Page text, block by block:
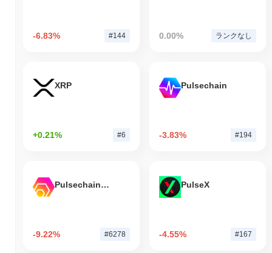
-6.83% #144 0.00% ランクなし
XRP
+0.21% #6
Pulsechain
-3.83% #194
Pulsechain Bridged HEX (Pulsechain)
-9.22% #6278
PulseX
-4.55% #167